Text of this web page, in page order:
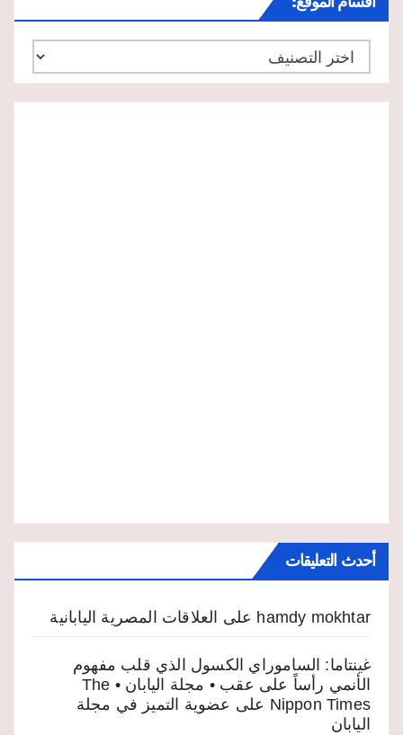
أقسام
الموقع:
أحدث التعليقات
hamdy mokhtar على العلاقات المصرية اليابانية
غينتاما: الساموراي الكسول الذي قلب مفهوم
الأنمي رأساً على عقب • مجلة اليابان • The
Nippon Times على عضوية التميز في مجلة
اليابان